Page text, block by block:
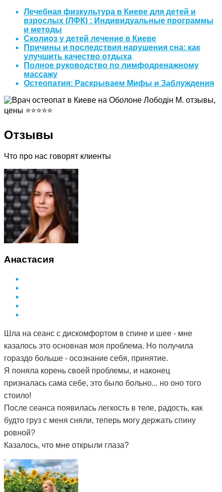
Лечебная физкультура в Киеве для детей и
взрослых (ЛФК) : Индивидуальные программы
и методы
Сколиоз у детей лечение в Киеве
Причины и последствия нарушения сна: как
улучшить качество отдыха
Полное руководство по лимфодренажному
массажу
Остеопатия: Раскрываем Мифы и Заблуждения
Отзывы
Что про нас говорят клиенты
Анастасия
Шла на сеанс с дискомфортом в спине и шее - мне
казалось это основная моя проблема. Но получила
гораздо больше - осознание себя, принятие.
Я поняла корень своей проблемы, и наконец
призналась сама себе, это было больно... но оно того
стоило!
После сеанса появилась легкость в теле, радость, как
будто груз с меня сняли, теперь могу держать спину
ровной?
Казалось, что мне открыли глаза?